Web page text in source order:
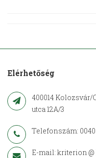
Elérhetőség
400014
utca 12A/3
Telefonszám: 0040
E-mail: kriterion